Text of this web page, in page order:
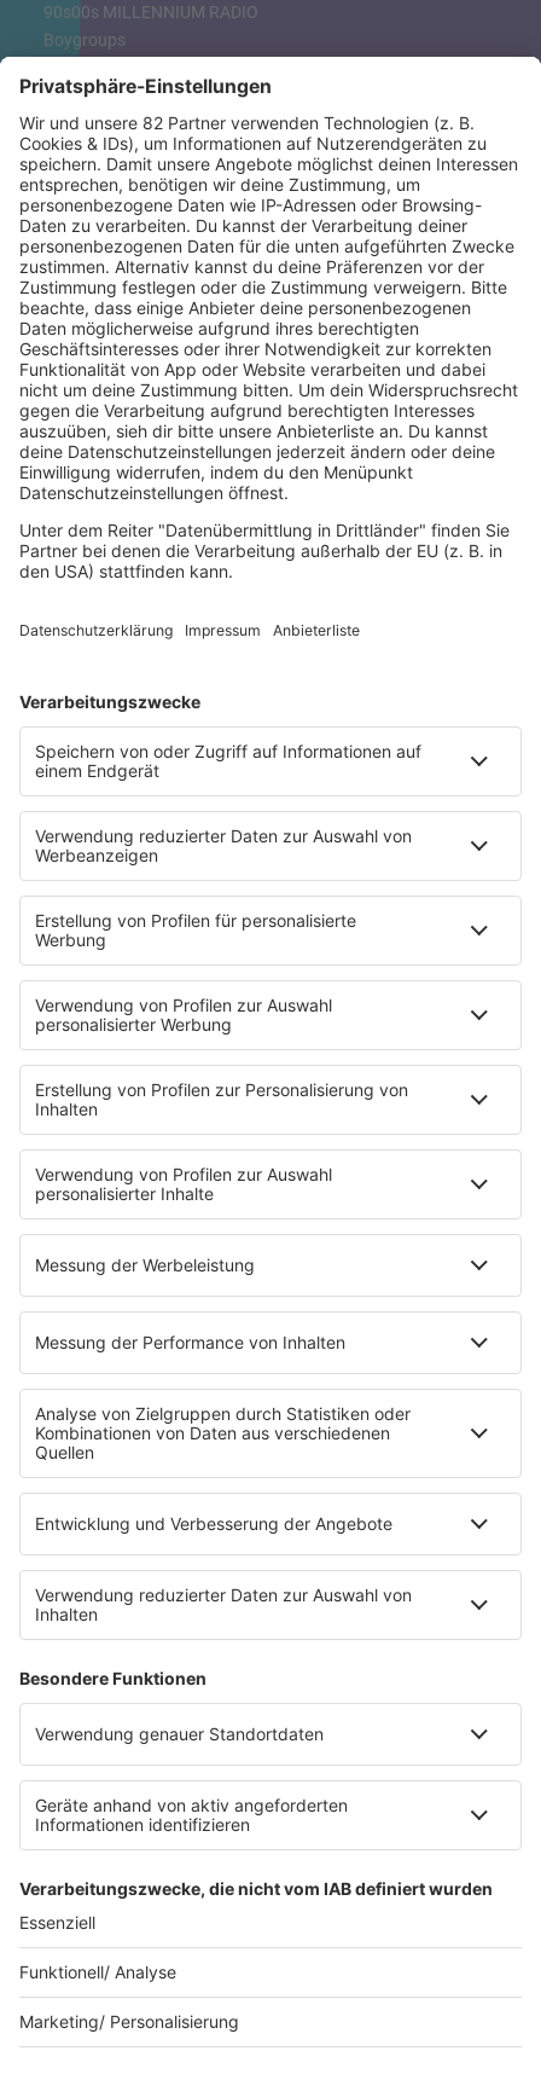
90s00s MILLENNIUM RADIO
Boygroups
Clubhits
Dinnerparty
Eurodance
Grunge
Hiphop & Rap
Hiphop deutsch
House
Ibiza
Loveparade
Lovesongs
Mayday
Rave
Reggae
RnB Ballads
Rock
Soul & RnB
Techno
Trance
Podcast
Pop Crimes
The Story / Loveparade
90er Kids mit Oli.P
YouTube
90s90s DE:CODED
Musik
News
HITstory
Was macht eigentlich?
Listing
Back to the 90s
Mitmachen
Aktionen & Events
90s90s Countdown
Empfang
90s90s App
Sonos
Service
FAQs
Kontakt
Datenschutz
Datenschutz Facebook & Instagram-Fanpage
Datenschutzeinstellungen
Allgemeine Teilnahmebedingungen
Werbung schalten
80s80s.de
© 90s90s - EINE MARKE DER REGIOCAST GMBH & Co. KG.